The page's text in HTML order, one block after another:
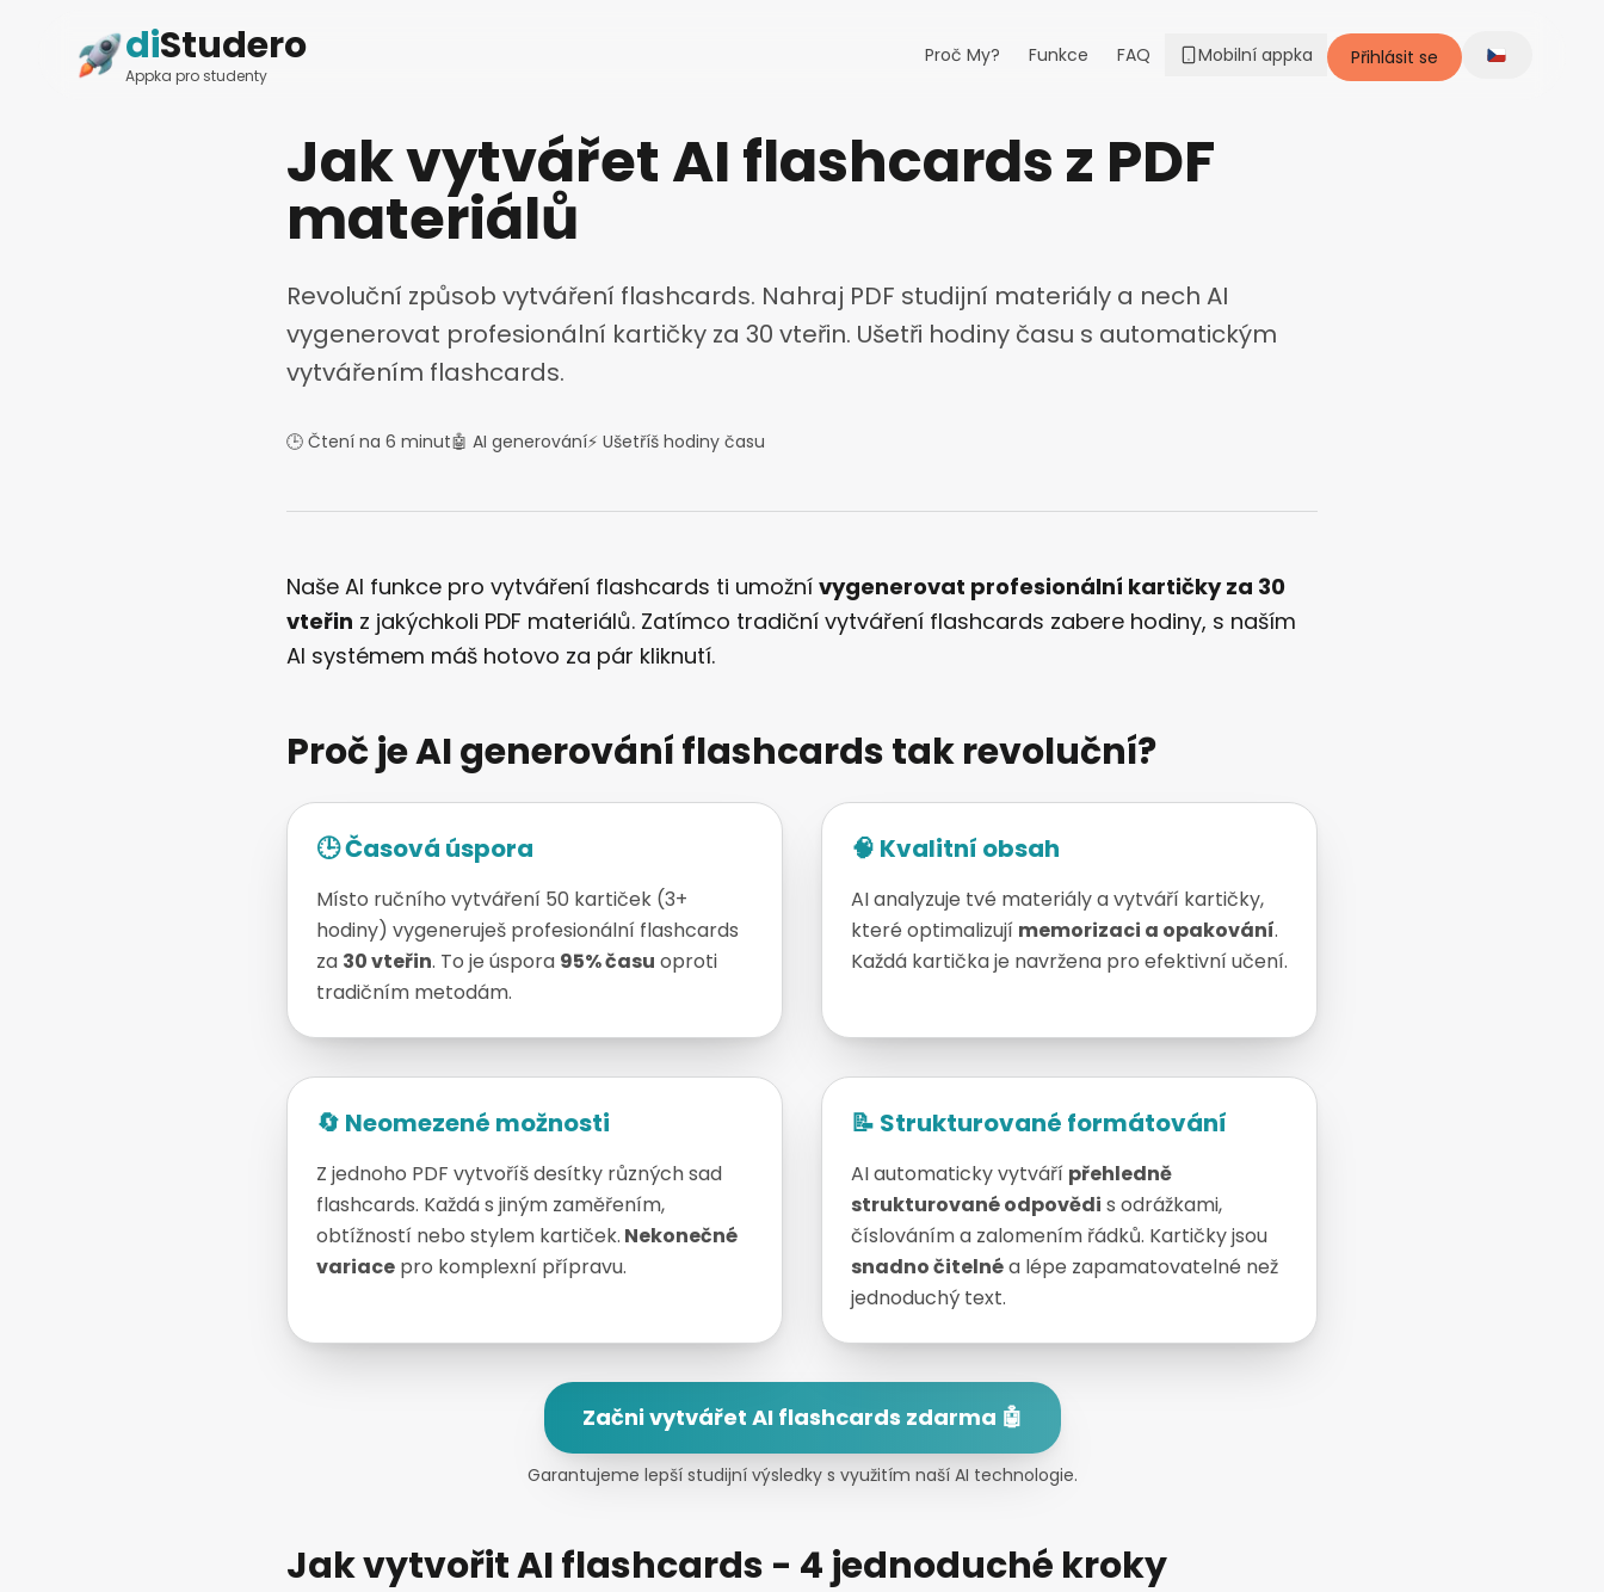
diStudero
Appka pro studenty
Proč My? Funkce FAQ Mobilní appka Přihlásit se Change
Jak vytvářet AI flashcards z PDF
materiálů
Revoluční způsob vytváření flashcards. Nahraj PDF studijní materiály a nech AI
vygenerovat profesionální kartičky za 30 vteřin. Ušetři hodiny času s automatickým
vytvářením flashcards.
🕒 Čtení na 6 minut🤖 AI generování⚡ Ušetříš hodiny času
Naše AI funkce pro vytváření flashcards ti umožní vygenerovat profesionální kartičky za 30
vteřin z jakýchkoli PDF materiálů. Zatímco tradiční vytváření flashcards zabere hodiny, s naším
AI systémem máš hotovo za pár kliknutí.
Proč je AI generování flashcards tak revoluční?
🕒 Časová úspora
Místo ručního vytváření 50 kartiček (3+
hodiny) vygeneruješ profesionální flashcards
za 30 vteřin. To je úspora 95% času oproti
tradičním metodám.
🧠 Kvalitní obsah
AI analyzuje tvé materiály a vytváří kartičky,
které optimalizují memorizaci a opakování.
Každá kartička je navržena pro efektivní učení.
🔄 Neomezené možnosti
Z jednoho PDF vytvoříš desítky různých sad
flashcards. Každá s jiným zaměřením,
obtížností nebo stylem kartiček. Nekonečné
variace pro komplexní přípravu.
📝 Strukturované formátování
AI automaticky vytváří přehledně
strukturované odpovědi s odrážkami,
číslováním a zalomením řádků. Kartičky jsou
snadno čitelnéa lépe zapamatovatelné než
jednoduchý text.
Začni vytvářet AI flashcards zdarma 🤖
Garantujeme lepší studijní výsledky s využitím naší AI technologie.
Jak vytvořit AI flashcards - 4 jednoduché kroky